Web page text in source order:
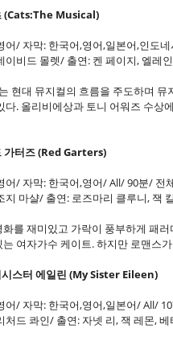
(Cats:The Musical)
어/ 자막: 한국어,영어,일본어,인도
이비드 몰렛/ 출연: 켄 페이지, 엘레
현대 뮤지컬의 흐름을 주도하며
다. 올리비에상과 토니 어워즈 수상
가터즈 (Red Garters)
어/ 자막: 한국어,영어/ All/ 90분/ 전
지 마샬/ 출연: 로즈마리 클루니, 잭
화를 재미있고 가락이 풍부하게 패
는 여자가수 케이트. 하지만 로맨스
스터 에일린 (My Sister Eileen)
어/ 자막: 한국어,영어,일본어/ All/
처드 콰인/ 출연: 자넷 리, 잭 레몬, 베